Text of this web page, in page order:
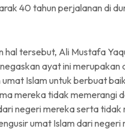
40 tahun perjalanan di
hal tersebut, Ali Mustafa
ayat ini merupakan
Islam untuk berbuat
mereka tidak memerangi
negeri mereka serta tidak
umat Islam dari negeri